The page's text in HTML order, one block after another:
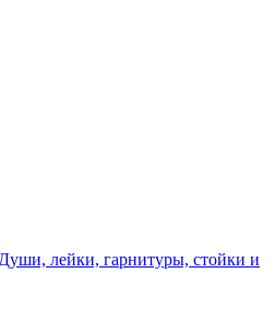
Души, лейки, гарнитуры, стойки и